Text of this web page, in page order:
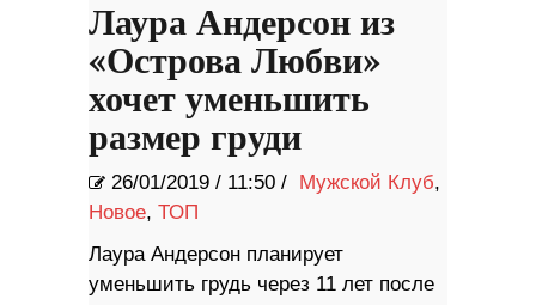
Лаура Андерсон из
«Острова Любви»
хочет уменьшить
размер груди
26/01/2019 / 11:50 / Мужской Клуб,
Новое, ТОП
Лаура Андерсон планирует
уменьшить грудь через 11 лет после